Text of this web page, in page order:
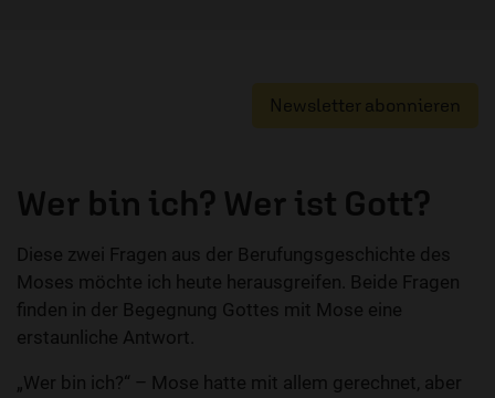
Newsletter abonnieren
Wer bin ich? Wer ist Gott?
Diese zwei Fragen aus der Berufungsgeschichte des
Moses möchte ich heute herausgreifen. Beide Fragen
finden in der Begegnung Gottes mit Mose eine
erstaunliche Antwort.
„Wer bin ich?“ – Mose hatte mit allem gerechnet, aber